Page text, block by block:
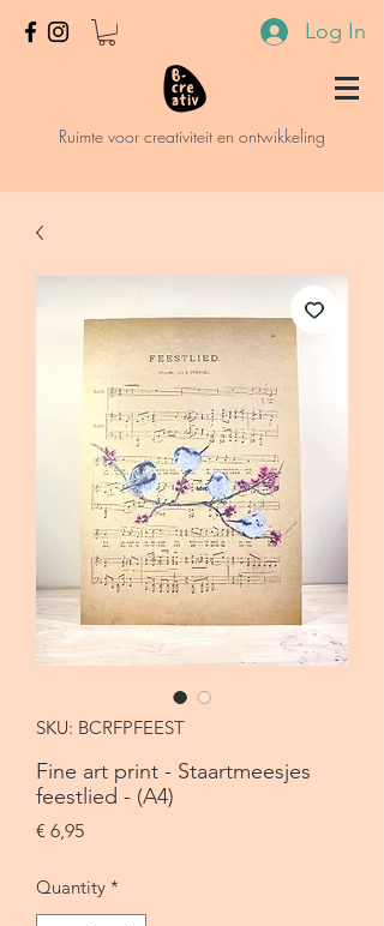
Log In
Ruimte voor creativiteit en ontwikkeling
SKU: BCRFPFEEST
Fine art print - Staartmeesjes
feestlied - (A4)
€ 6,95Price
Quantity *